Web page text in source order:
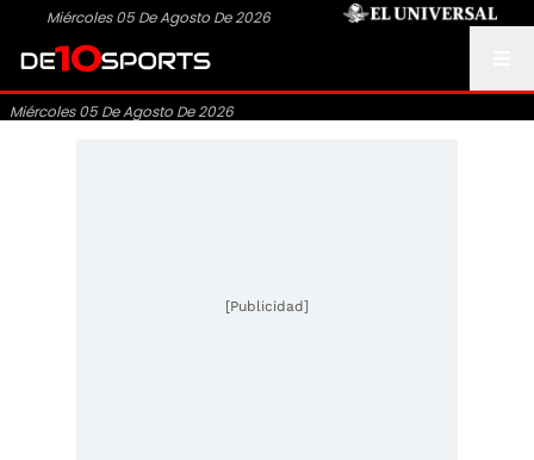
Miércoles 05 De Agosto De 2026
Miércoles 05 De Agosto De 2026
[Publicidad]